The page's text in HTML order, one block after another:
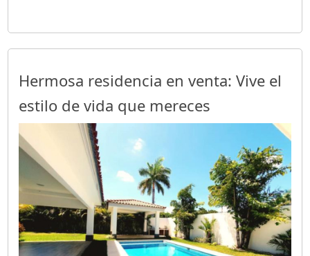
Hermosa residencia en venta: Vive el
estilo de vida que mereces